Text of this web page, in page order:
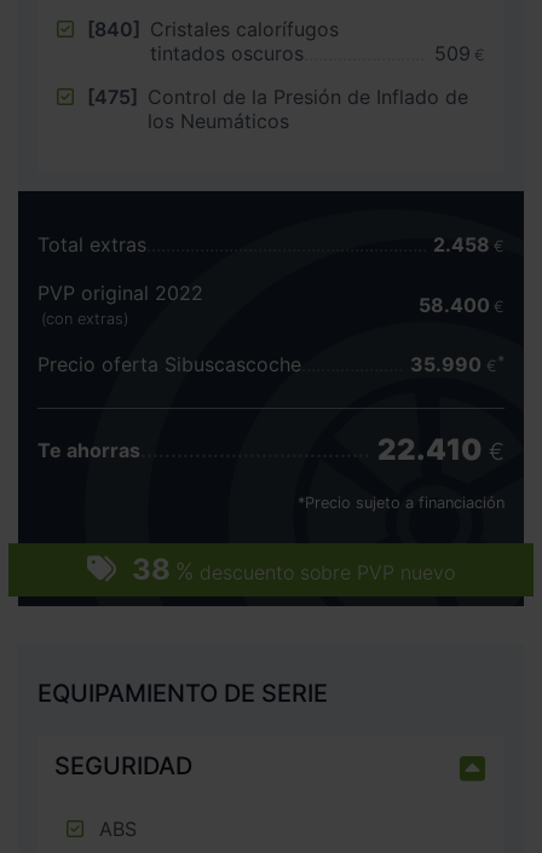
[840] Cristales calorífugos
tintados oscuros
509 €
[475] Control de la Presión de Inflado de
los Neumáticos
38 % descuento sobre PVP nuevo
Total extras 2.458 €
PVP original 2022
(con extras)
58.400 €
Precio oferta Sibuscascoche 35.990 €
Te ahorras 22.410 €
*Precio sujeto a financiación
EQUIPAMIENTO DE SERIE
SEGURIDAD
ABS